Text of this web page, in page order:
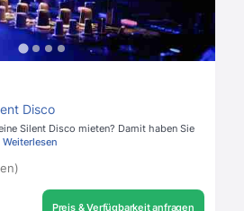
Disco
Silent Disco mieten? Damit haben Sie
Weiterlesen
Preis & Verfügbarkeit anfragen